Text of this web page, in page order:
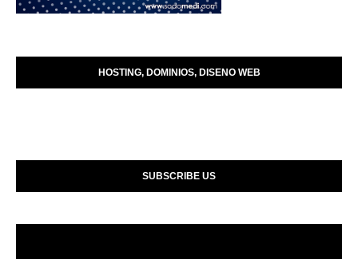
HOSTING, DOMINIOS, DISENO WEB
SUBSCRIBE US